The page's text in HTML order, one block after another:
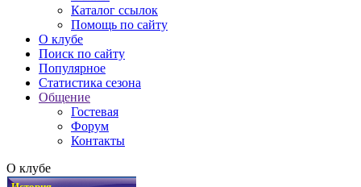
Каталог ссылок
Помощь по сайту
О клубе
Поиск по сайту
Популярное
Статистика сезона
Общение
Гостевая
Форум
Контакты
О клубе